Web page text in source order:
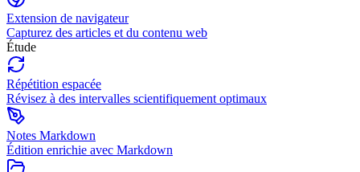
Extension de navigateur
Capturez des articles et du contenu web
Étude
Répétition espacée
Révisez à des intervalles scientifiquement optimaux
Notes Markdown
Édition enrichie avec Markdown